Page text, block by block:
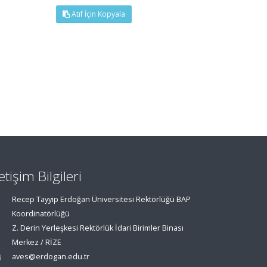
Atıf İçin Kopyala
Bilgileri
Recep Tayyip Erdoğan Üniversitesi Rektörlüğü BAP
Koordinatörlüğü
Z. Derin Yerleşkesi Rektörlük İdari Birimler Binası
Merkez / RİZE
aves@erdogan.edu.tr